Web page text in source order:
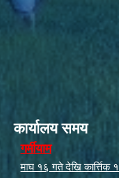
कार्यालय समय
गर्मीयाम
माघ १६ गते देखि कार्त्तिक